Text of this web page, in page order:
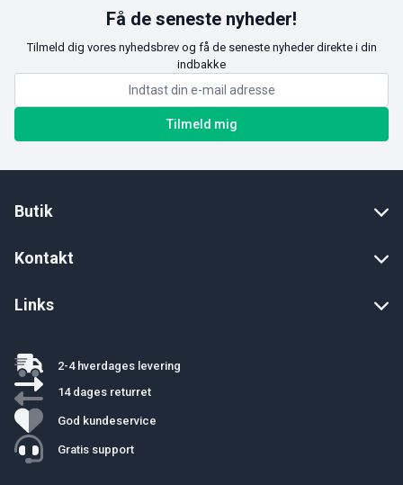
Få de seneste nyheder!
Tilmeld dig vores nyhedsbrev og få de seneste nyheder direkte i din
indbakke
Tilmeld mig
Butik
Kontakt
Links
2-4 hverdages levering
14 dages returret
God kundeservice
Gratis support